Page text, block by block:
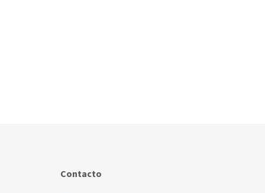
Contacto